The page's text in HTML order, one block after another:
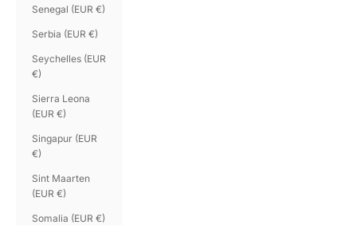
Senegal (EUR €)
Serbia (EUR €)
Seychelles (EUR
€)
Sierra Leona
(EUR €)
Singapur (EUR
€)
Sint Maarten
(EUR €)
Somalia (EUR €)